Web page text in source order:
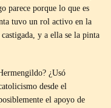
parece porque lo que es
tuvo un rol activo en la
y a ella se la pinta
¿Usó
desde el
el apoyo de